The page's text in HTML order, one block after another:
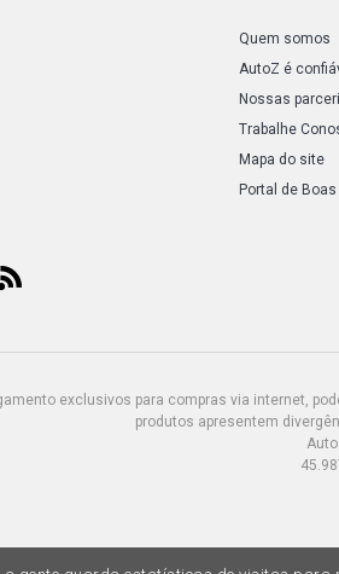
Quem somos
AutoZ é
Nossas
Trabalhe
Mapa do site
Portal de
exclusivos para compras via internet,
produtos apresentem